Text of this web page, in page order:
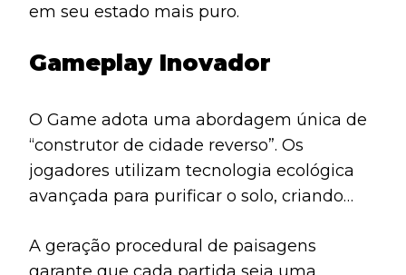
em seu estado mais puro.
Gameplay Inovador
O Game adota uma abordagem única de
“construtor de cidade reverso”. Os
jogadores utilizam tecnologia ecológica
avançada para purificar o solo, criando
pântanos, praias e florestas tropicais.
A geração procedural de paisagens